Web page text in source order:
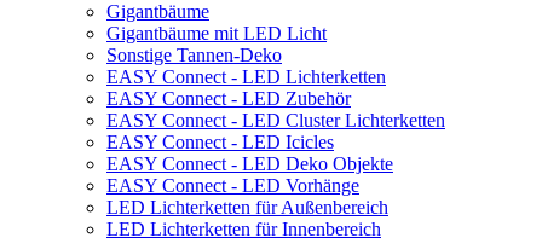
Gigantbäume
Gigantbäume mit LED Licht
Sonstige Tannen-Deko
EASY Connect - LED Lichterketten
EASY Connect - LED Zubehör
EASY Connect - LED Cluster Lichterketten
EASY Connect - LED Icicles
EASY Connect - LED Deko Objekte
EASY Connect - LED Vorhänge
LED Lichterketten für Außenbereich
LED Lichterketten für Innenbereich